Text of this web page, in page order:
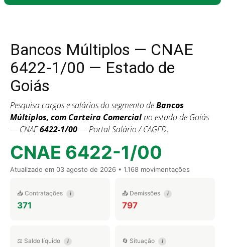
Bancos Múltiplos — CNAE
6422-1/00 — Estado de
Goiás
Pesquisa cargos e salários do segmento deBancos
Múltiplos, com Carteira Comercialno estado de Goiás
— CNAE6422-1/00— Portal Salário / CAGED.
CNAE 6422-1/00
Atualizado em 03 agosto de 2026 • 1.168 movimentações
📥 Contratações i
371
📤 Demissões i
797
⚖️ Saldo líquido i 🔄 Situação i